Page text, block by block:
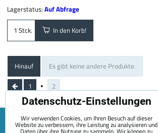
Lagerstatus:Auf Abfrage
Stck. In den Korb!
Hinauf
Es gibt keine andere Produkte.
1
2
Datenschutz-Einstellungen
Wir verwenden Cookies, um Ihren Besuch auf dieser
Website zu verbessern, ihre Leistung zu analysieren und